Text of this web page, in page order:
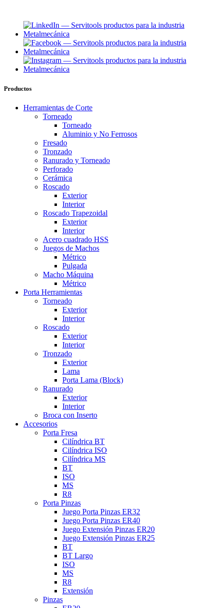
Productos
Herramientas de Corte
Torneado
Torneado
Aluminio y No Ferrosos
Fresado
Tronzado
Ranurado y Torneado
Perforado
Cerámica
Roscado
Exterior
Interior
Roscado Trapezoidal
Exterior
Interior
Acero cuadrado HSS
Juegos de Machos
Métrico
Pulgada
Macho Máquina
Métrico
Porta Herramientas
Torneado
Exterior
Interior
Roscado
Exterior
Interior
Tronzado
Exterior
Lama
Porta Lama (Block)
Ranurado
Exterior
Interior
Broca con Inserto
Accesorios
Porta Fresa
Cilíndrica BT
Cilíndrica ISO
Cilíndrica MS
BT
ISO
MS
R8
Porta Pinzas
Juego Porta Pinzas ER32
Juego Porta Pinzas ER40
Juego Extensión Pinzas ER20
Juego Extensión Pinzas ER25
BT
BT Largo
ISO
MS
R8
Extensión
Pinzas